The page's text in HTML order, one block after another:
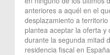
anteriores a aquél en el
desplazamiento a
plantea aceptar la oferta y
durante la segunda mitad
residencia fiscal en